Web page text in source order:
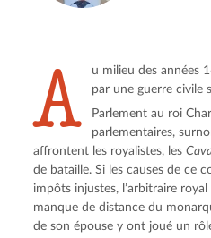
A
u milieu des années
par une guerre civile
Parlement au roi
parlementaires,
affrontent les royalistes, les
de bataille. Si les causes de ce
impôts injustes, l’arbitraire
manque de distance du
de son épouse y ont joué un